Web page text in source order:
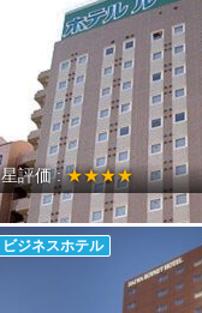
星評価 :★★★★
ビジネスホテル